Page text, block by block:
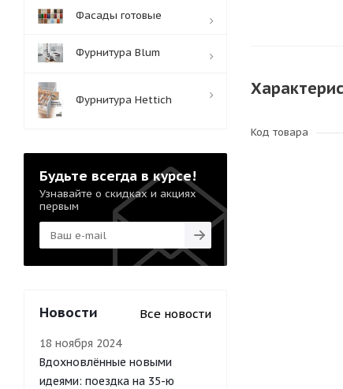
Код товара
Фасады готовые
Фурнитура Blum
Фурнитура Hettich
Будьте всегда в курсе!
Узнавайте о скидках и акциях
первым
Новости Все новости
18 ноября 2024
Вдохновлённые новыми
идеями: поездка на 35-ю